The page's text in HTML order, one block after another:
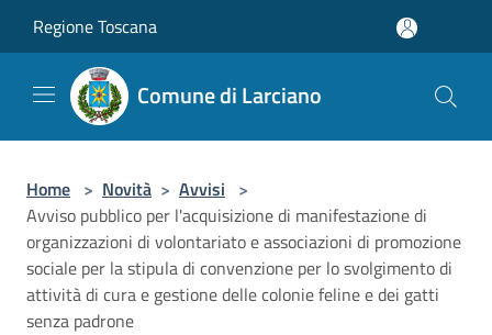
Regione Toscana
Comune di Larciano
Home > Novità > Avvisi >
Avviso pubblico per l'acquisizione di manifestazione di
organizzazioni di volontariato e associazioni di promozione
sociale per la stipula di convenzione per lo svolgimento di
attività di cura e gestione delle colonie feline e dei gatti
senza padrone